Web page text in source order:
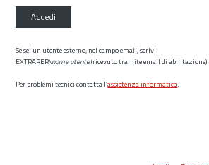
Accedi
Se sei un utente esterno, nel campo email, scrivi
EXTRARER\nome utente(ricevuto tramite email di abilitazione)
Per problemi tecnici contatta l’assistenza informatica.